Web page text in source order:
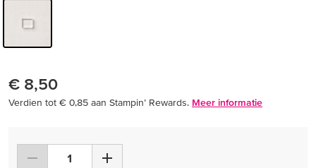
€ 8,50
Verdien tot € 0,85 aan Stampin’ Rewards. Meer informatie